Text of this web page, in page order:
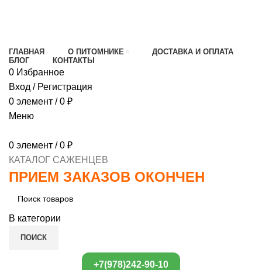
ГЛАВНАЯ О ПИТОМНИКЕ
ДОСТАВКА И ОПЛАТА
БЛОГ
КОНТАКТЫ
0 Избранное
Вход / Регистрация
0 элемент / 0 ₽
Меню
0 элемент / 0 ₽
КАТАЛОГ САЖЕНЦЕВ
ПРИЕМ ЗАКАЗОВ ОКОНЧЕН
В категории
ПОИСК
+7(978)242-90-10